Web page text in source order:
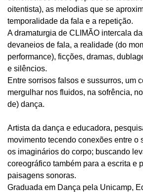
oitentista), as melodias que se
temporalidade da fala e a repetição.
A dramaturgia de CLIMÃO intercala
devaneios de fala, a realidade (do
performance), ficções, dramas,
e silêncios.
Entre sorrisos falsos e sussurros, um
mergulhar nos fluidos, na sofrência,
de) dança.
Artista da dança e educadora,
movimento tecendo conexões entre o
os imaginários do corpo; buscando
coreográfico também para a escrita e
paisagens sonoras.
Graduada em Dança pela Unicamp,